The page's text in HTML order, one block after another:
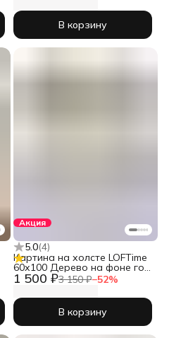
В корзину
Акция
5.0(4)
1 500 ₽3 150 ₽−52%
Картина на холсте LOFTime
60х100 Дерево на фоне гор
4 КБ-1268-60100
В корзину